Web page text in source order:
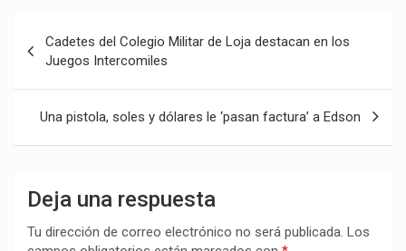
de
entradas
Cadetes del Colegio Militar de Loja destacan en los
Juegos Intercomiles
Una pistola, soles y dólares le ‘pasan factura’ a Edson
Deja una respuesta
Tu dirección de correo electrónico no será publicada. Los